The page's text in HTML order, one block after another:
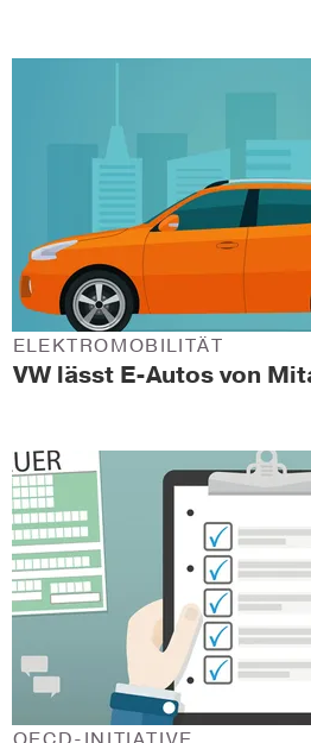
VW lässt E-Autos von
ELEKTROMOBILITÄT